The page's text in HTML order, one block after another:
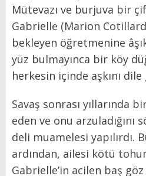
Mütevazı ve burjuva bir
Gabrielle (Marion
bekleyen öğretmenine
yüz bulmayınca bir köy
herkesin içinde aşkını
Savaş sonrası yıllarında
eden ve onu arzuladığını
deli muamelesi yapılırdı.
ardından, ailesi kötü
Gabrielle’in acilen baş